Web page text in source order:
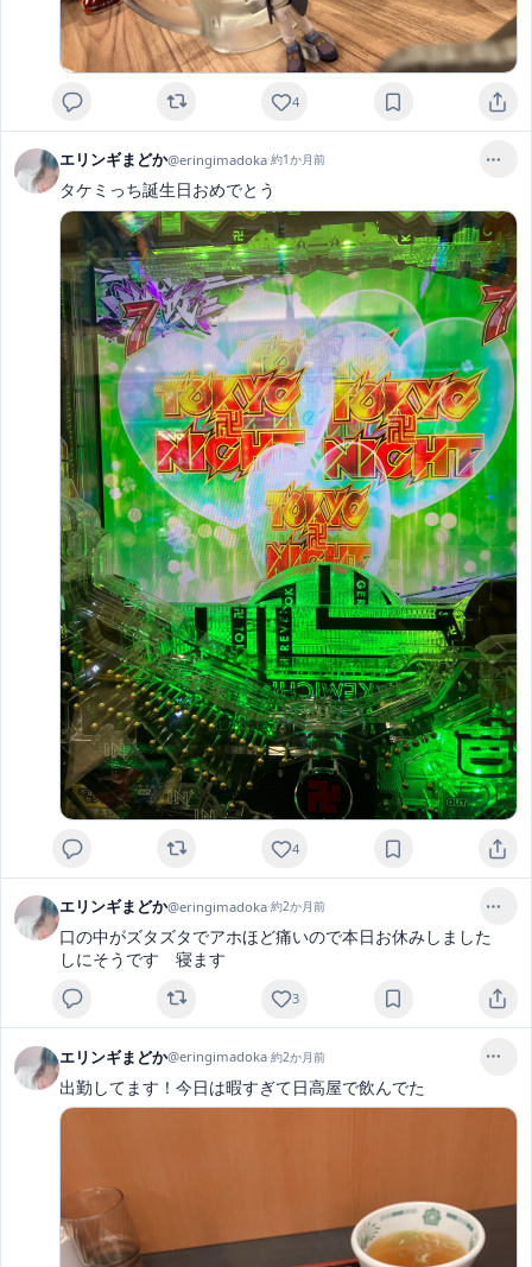
4
エリンギまどか@eringimadoka·約1か月前
タケミっち誕生日おめでとう
4
エリンギまどか@eringimadoka·約2か月前
口の中がズタズタでアホほど痛いので本日お休みしました
しにそうです　寝ます
3
エリンギまどか@eringimadoka·約2か月前
出勤してます！今日は暇すぎて日高屋で飲んでた